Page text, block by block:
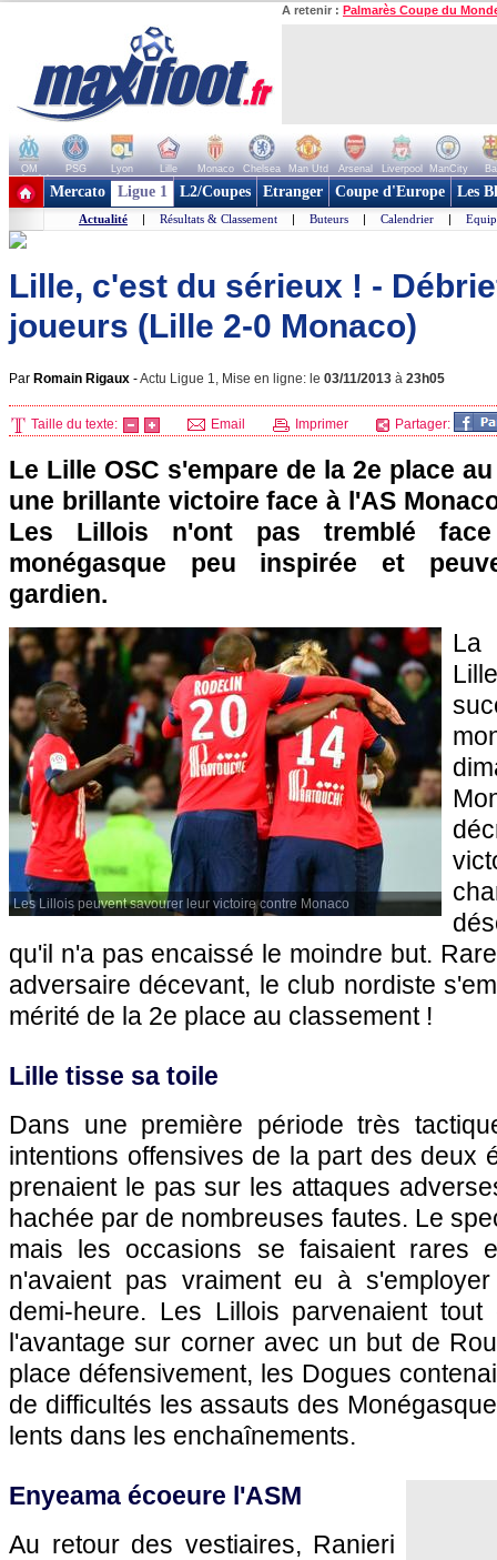
A retenir : Palmarès Coupe du
OM PSG Lyon Lille Monaco Chelsea Man Utd Arsenal Liverpool ManCity
+ de clubs
Mercato Ligue 1 L2/Coupes Etranger Coupe d'Europe Les
Actualité | Résultats & Classement | Buteurs | Calendrier |
Lille, c'est du sérieux ! -
joueurs (Lille 2-0 Monaco)
Par Romain Rigaux -Actu Ligue 1, Mise en ligne: le 03/11/2013 à 23h05
Taille du texte: Email Imprimer Partager:
Le Lille OSC s'empare de la 2e place
une brillante victoire face à l'AS
Les Lillois n'ont pas tremblé
monégasque peu inspirée et
gardien.
Les Lillois peuvent savourer leur victoire contre Monaco
La
Lille
qu'il n'a pas encaissé le moindre but.
adversaire décevant, le club nordiste
mérité de la 2e place au classement !
Lille tisse sa toile
Dans une première période très
intentions offensives de la part des deux
prenaient le pas sur les attaques
hachée par de nombreuses fautes. Le
mais les occasions se faisaient rares
n'avaient pas vraiment eu à
demi-heure. Les Lillois parvenaient
l'avantage sur corner avec un but de
place défensivement, les Dogues
de difficultés les assauts des
lents dans les enchaînements.
Enyeama écoeure l'ASM
Au retour des vestiaires, Ranieri